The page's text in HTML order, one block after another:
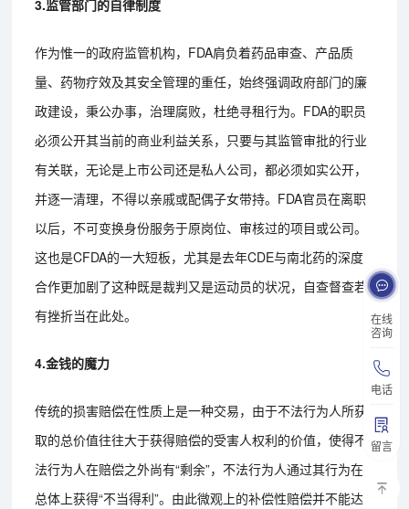
在线
咨询
电话
留言
3.监管部门的自律制度
作为惟一的政府监管机构，FDA肩负着药品审查、产品质
量、药物疗效及其安全管理的重任，始终强调政府部门的廉
政建设，秉公办事，治理腐败，杜绝寻租行为。FDA的职员
必须公开其当前的商业利益关系，只要与其监管审批的行业
有关联，无论是上市公司还是私人公司，都必须如实公开，
并逐一清理，不得以亲戚或配偶子女带持。FDA官员在离职
以后，不可变换身份服务于原岗位、审核过的项目或公司。
这也是CFDA的一大短板，尤其是去年CDE与南北药的深度
合作更加剧了这种既是裁判又是运动员的状况，自查督查若
有挫折当在此处。
4.金钱的魔力
传统的损害赔偿在性质上是一种交易，由于不法行为人所获
取的总价值往往大于获得赔偿的受害人权利的价值，使得不
法行为人在赔偿之外尚有“剩余”，不法行为人通过其行为在
总体上获得“不当得利”。由此微观上的补偿性赔偿并不能达